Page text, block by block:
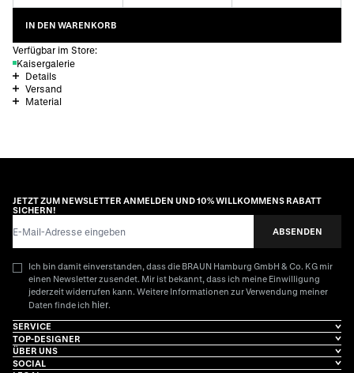
IN DEN WARENKORB
Verfügbar im Store:
Kaisergalerie
Details
Versand
Material
JETZT ZUM NEWSLETTER ANMELDEN UND 10% WILLKOMMENS RABATT
SICHERN!
ABSENDEN
Ich bin damit einverstanden, dass die BRAUN Hamburg GmbH & Co. KG mir
einen Newsletter zusendet. Mir ist bekannt, dass ich meine Einwilligung
jederzeit widerrufen kann. Weitere Informationen zur Verwendung meiner
Daten finde ich hier.
SERVICE
TOP-DESIGNER
ÜBER UNS
SOCIAL